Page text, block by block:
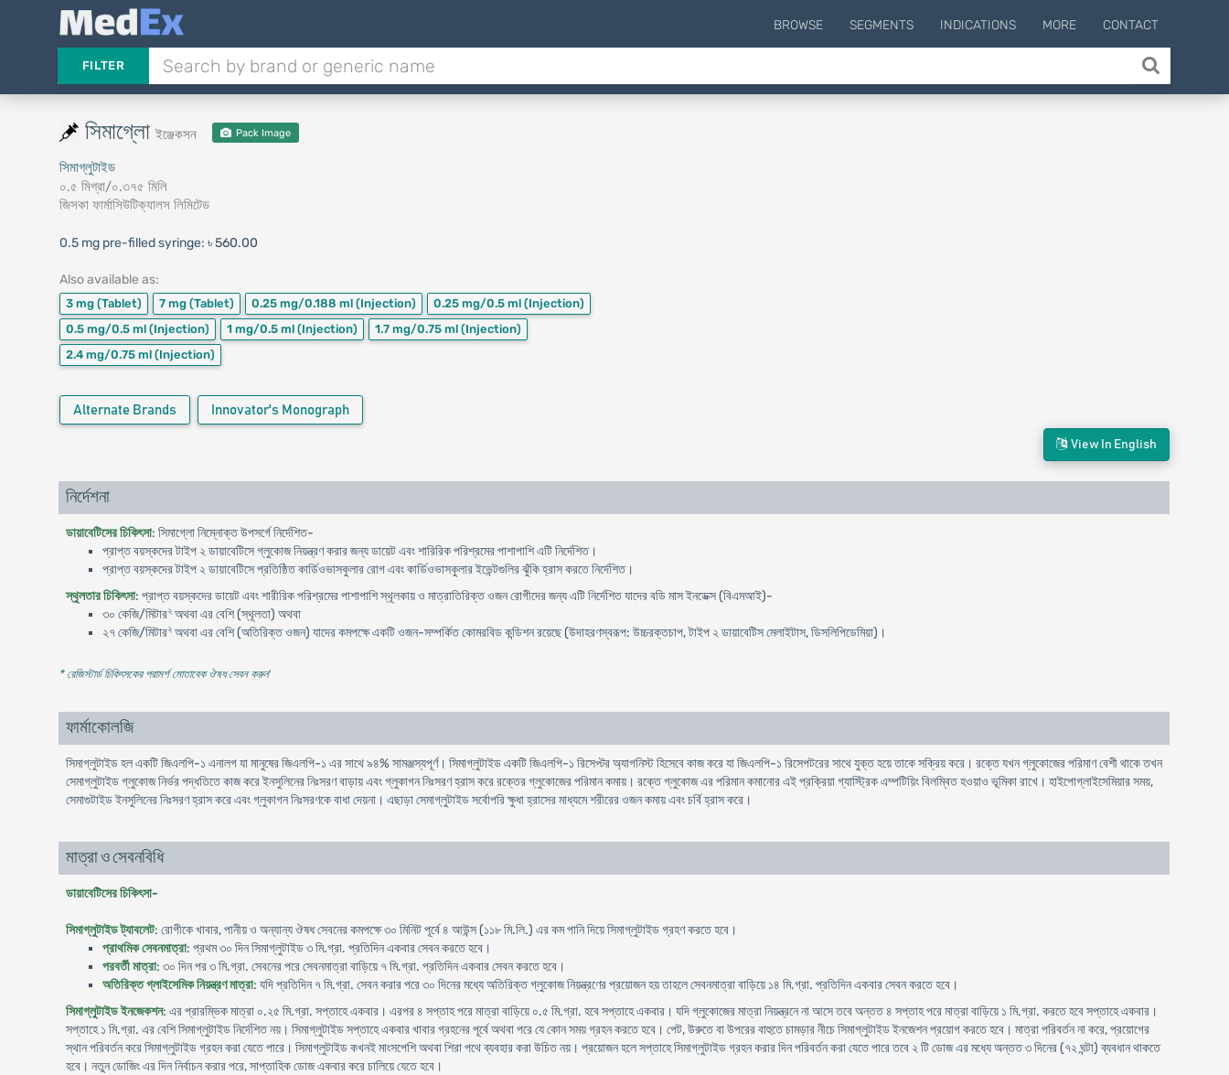
BROWSE SEGMENTS INDICATIONS MORE CONTACT
FILTER
সিমাগ্লো ইঞ্জেকসন Pack Image
সিমাগ্লুটাইড
০.৫ মিগ্রা/০.৩৭৫ মিলি
জিসকা ফার্মাসিউটিক্যালস লিমিটেড
0.5 mg pre-filled syringe: ৳ 560.00
Also available as:
3 mg (Tablet) 7 mg (Tablet) 0.25 mg/0.188 ml (Injection) 0.25 mg/0.5 ml (Injection)
0.5 mg/0.5 ml (Injection) 1 mg/0.5 ml (Injection) 1.7 mg/0.75 ml (Injection)
2.4 mg/0.75 ml (Injection)
Alternate Brands Innovator's Monograph
View In English
নির্দেশনা
ডায়াবেটিসের চিকিৎসা: সিমাগ্লো নিম্নোক্ত উপসর্গে নির্দেশিত-
প্রাপ্ত বয়স্কদের টাইপ ২ ডায়াবেটিসে গ্লুকোজ নিয়ন্ত্রণ করার জন্য ডায়েট এবং শারিরিক পরিশ্রমের পাশাপাশি এটি নির্দেশিত।
প্রাপ্ত বয়স্কদের টাইপ ২ ডায়াবেটিসে প্রতিষ্ঠিত কার্ডিওভাসকুলার রোগ এবং কার্ডিওভাসকুলার ইভেন্টগুলির ঝুঁকি হ্রাস করতে নির্দেশিত।
স্থুলতার চিকিৎসা: প্রাপ্ত বয়স্কদের ডায়েট এবং শারীরিক পরিশ্রমের পাশাপাশি স্থূলকায় ও মাত্রাতিরিক্ত ওজন রোগীদের জন্য এটি নির্দেশিত যাদের বডি মাস ইনডেক্স (বিএমআই)-
৩০ কেজি/মিটার২অথবা এর বেশি (স্থূলতা) অথবা
২৭ কেজি/মিটার২অথবা এর বেশি (অতিরিক্ত ওজন) যাদের কমপক্ষে একটি ওজন-সম্পর্কিত কোমরবিড কন্ডিশন রয়েছে (উদাহরণস্বরূপ: উচ্চরক্তচাপ, টাইপ ২ ডায়াবেটিস মেলাইটাস, ডিসলিপিডেমিয়া)।
* রেজিস্টার্ড চিকিৎসকের পরামর্শ মোতাবেক ঔষধ সেবন করুন'
ফার্মাকোলজি
সিমাগ্লুটাইড হল একটি জিএলপি-১ এনালগ যা মানুষের জিএলপি-১ এর সাথে ৯৪% সামঞ্জস্যপূর্ণ। সিমাগ্লুটাইড একটি জিএলপি-১ রিসেপ্টর অ্যাগনিস্ট হিসেবে কাজ করে যা জিএলপি-১ রিসেপটরের সাথে যুক্ত হয়ে তাকে সক্রিয় করে। রক্তে যখন গ্লুকোজের পরিমাণ বেশী থাকে তখন
সেমাগ্লুটাইড গ্লুকোজ নির্ভর পদ্ধতিতে কাজ করে ইনসুলিনের নিঃসরণ বাড়ায় এবং গ্লুকাগন নিঃসরণ হ্রাস করে রক্তের গ্লুকোজের পরিমান কমায়। রক্তে গ্লুকোজ এর পরিমান কমানোর এই প্রক্রিয়া গ্যাস্ট্রিক এম্পটিয়িং বিলম্বিত হওয়াও ভূমিকা রাখে। হাইপোগ্লাইসেমিয়ার সময়,
সেমাগুটাইড ইনসুলিনের নিঃসরণ হ্রাস করে এবং গ্লুকাগন নিঃসরণকে বাধা দেয়না। এছাড়া সেমাগ্লুটাইড সর্বোপরি ক্ষুধা হ্রাসের মাধ্যমে শরীরের ওজন কমায় এবং চর্বি হ্রাস করে।
মাত্রা ও সেবনবিধি
ডায়াবেটিসের চিকিৎসা-
সিমাগ্লুটাইড ট্যাবলেট: রোগীকে খাবার, পানীয় ও অন্যান্য ঔষধ সেবনের কমপক্ষে ৩০ মিনিট পূর্বে ৪ আউন্স (১১৮ মি.লি.) এর কম পানি দিয়ে সিমাগ্লুটাইড গ্রহণ করতে হবে।
প্রাথমিক সেবনমাত্রা: প্রথম ৩০ দিন সিমাগ্লুটাইড ৩ মি.গ্রা. প্রতিদিন একবার সেবন করতে হবে।
পরবর্তী মাত্রা: ৩০ দিন পর ৩ মি.গ্রা. সেবনের পরে সেবনমাত্রা বাড়িয়ে ৭ মি.গ্রা. প্রতিদিন একবার সেবন করতে হবে।
অতিরিক্ত গ্লাইসেমিক নিয়ন্ত্রণ মাত্রা: যদি প্রতিদিন ৭ মি.গ্রা. সেবন করার পরে ৩০ দিনের মধ্যে অতিরিক্ত গ্লুকোজ নিয়ন্ত্রণের প্রয়োজন হয় তাহলে সেবনমাত্রা বাড়িয়ে ১৪ মি.গ্রা. প্রতিদিন একবার সেবন করতে হবে।
সিমাগ্লুটাইড ইনজেকশন: এর প্রারম্ভিক মাত্রা ০.২৫ মি.গ্রা. সপ্তাহে একবার। এরপর ৪ সপ্তাহ পরে মাত্রা বাড়িয়ে ০.৫ মি.গ্রা. হবে সপ্তাহে একবার। যদি গ্লুকোজের মাত্রা নিয়ন্ত্রনে না আসে তবে অন্তত ৪ সপ্তাহ পরে মাত্রা বাড়িয়ে ১ মি.গ্রা. করতে হবে সপ্তাহে একবার।
সপ্তাহে ১ মি.গ্রা. এর বেশি সিমাগ্লুটাইড নির্দেশিত নয়। সিমাগ্লুটাইড সপ্তাহে একবার খাবার গ্রহনের পূর্বে অথবা পরে যে কোন সময় গ্রহন করতে হবে। পেট, উরুতে বা উপরের বাহুতে চামড়ার নীচে সিমাগ্লুটাইড ইনজেশন প্রয়োগ করতে হবে। মাত্রা পরিবর্তন না করে, প্রয়োগের
স্থান পরিবর্তন করে সিমাগ্লুটাইড গ্রহন করা যেতে পারে। সিমাগ্লুটাইড কখনই মাংসপেশি অথবা শিরা পথে ব্যবহার করা উচিত নয়। প্রয়োজন হলে সপ্তাহে সিমাগ্লুটাইড গ্রহন করার দিন পরিবর্তন করা যেতে পারে তবে ২ টি ডোজ এর মধ্যে অন্তত ৩ দিনের (৭২ ঘন্টা) ব্যবধান থাকতে
হবে। নতুন ডোজিং এর দিন নির্বাচন করার পরে, সাপ্তাহিক ডোজ একবার করে চালিয়ে যেতে হবে।